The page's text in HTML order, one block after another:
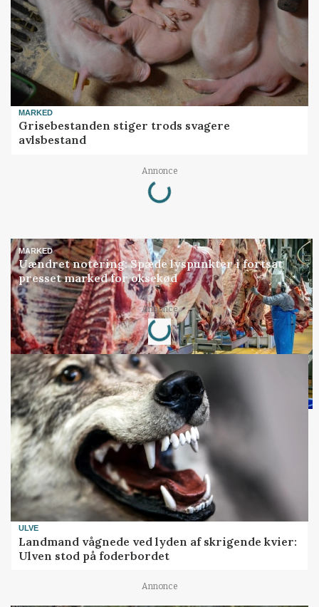
MARKED
Grisebestanden stiger trods svagere
avlsbestand
Annonce
Loading...
MARKED
Uændret notering: Spæde lyspunkter i fortsat
presset marked for oksekød
Annonce
Loading...
ULVE
Landmand vågnede ved lyden af skrigende kvier:
Ulven stod på foderbordet
Annonce